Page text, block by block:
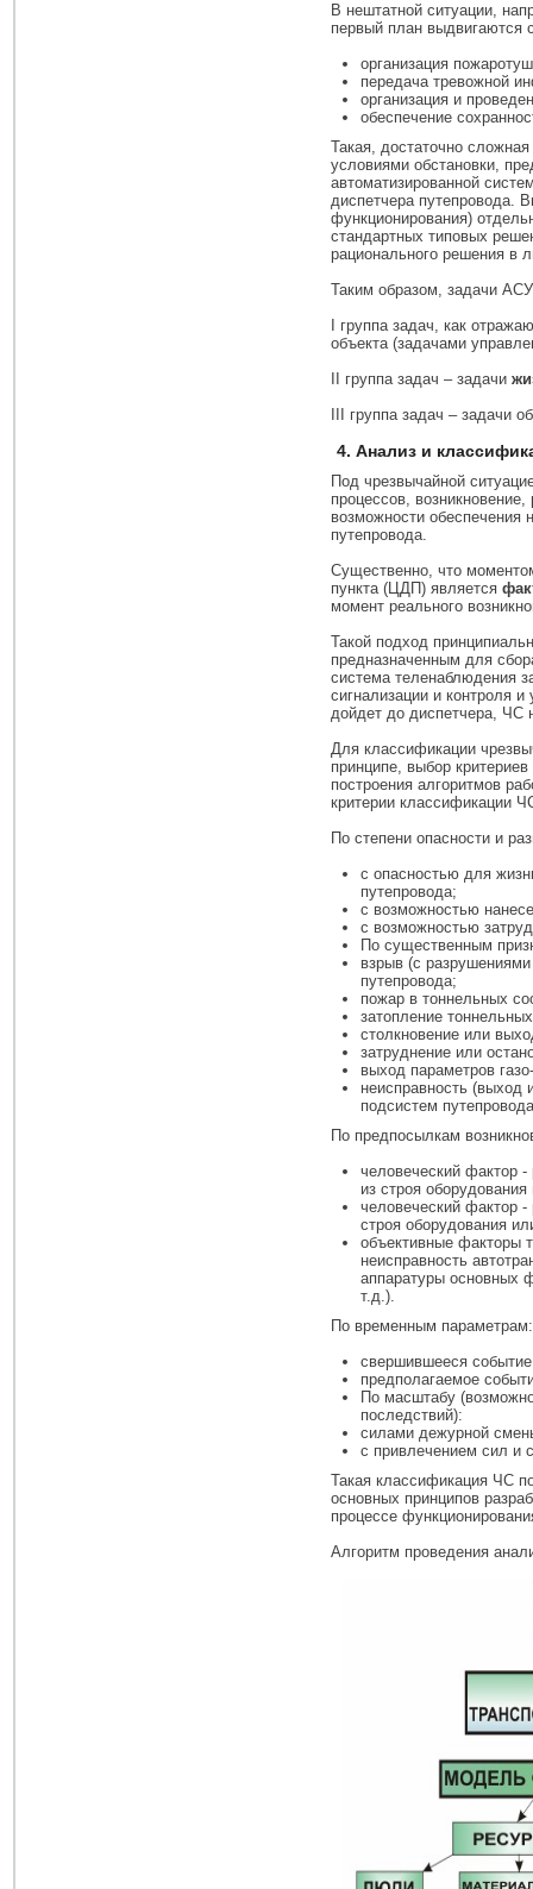
В нештатной ситуации,
первый план выдвигаются
организация
передача тревожной
организация и
обеспечение
Такая, достаточно
условиями обстановки,
автоматизированной
диспетчера путепровода.
функционирования)
стандартных типовых
рационального решения в
Таким образом, задачи
I группа задач, как
объекта (задачами
II группа задач – задачи
III группа задач – задачи
4. Анализ и
Под чрезвычайной
процессов,
возможности обеспечения
путепровода.
Существенно, что
пункта (ЦДП) является
момент реального
Такой подход
предназначенным для
система теленаблюдения
сигнализации и контроля
дойдет до диспетчера, ЧС
Для классификации
принципе, выбор
построения алгоритмов
критерии классификации
По степени опасности и
с опасностью для
путепровода;
с возможностью
с возможностью
По существенным
взрыв (с
путепровода;
пожар в тоннельных
затопление
столкновение или
затруднение или
выход параметров
неисправность (выход
подсистем
По предпосылкам
человеческий фактор -
из строя
человеческий фактор -
строя оборудования
объективные факторы
неисправность
аппаратуры основных
т.д.).
По временным параметрам:
свершившееся
предполагаемое
По масштабу
последствий):
силами дежурной
с привлечением сил и
Такая классификация ЧС
основных принципов
процессе
Алгоритм проведения